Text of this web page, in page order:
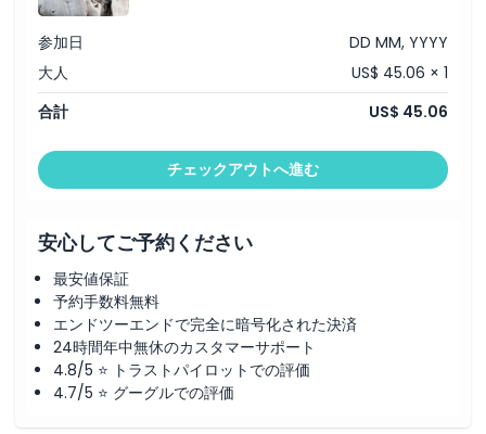
参加日
DD MM, YYYY
大人
US$ 45.06 × 1
合計
US$ 45.06
チェックアウトへ進む
安心してご予約ください
最安値保証
予約手数料無料
エンドツーエンドで完全に暗号化された決済
24時間年中無休のカスタマーサポート
4.8/5 ⭐ トラストパイロットでの評価
4.7/5 ⭐ グーグルでの評価